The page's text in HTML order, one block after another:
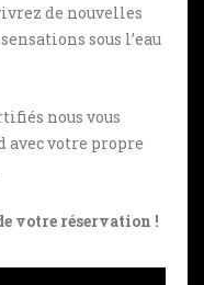
de nouvelles
sous l’eau
nous vous
avec votre propre
votre réservation !